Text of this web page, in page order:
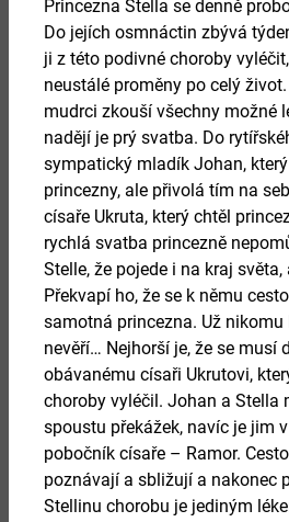
27.
srpen 2026
HRDELNÍ
Více
Princezna Stella se denně
Do jejích osmnáctin zbývá
ji z této podivné choroby
neustálé proměny po celý
mudrci zkouší všechny možné
nadějí je prý svatba. Do
sympatický mladík Johan,
princezny, ale přivolá tím na
císaře Ukruta, který chtěl
rychlá svatba princezně
Stelle, že pojede i na kraj
Překvapí ho, že se k němu
samotná princezna. Už
nevěří… Nejhorší je, že se musí
obávanému císaři Ukrutovi,
choroby vyléčil. Johan a Stella
spoustu překážek, navíc je jim
pobočník císaře – Ramor.
poznávají a sbližují a nakonec
Stellinu chorobu je jediným